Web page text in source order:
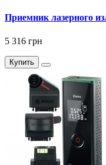
Приемник лазерного
5 316 грн
Купить